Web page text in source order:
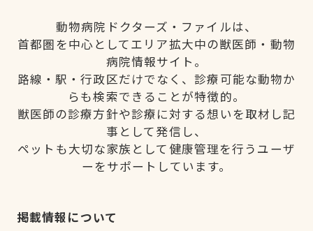
動物病院ドクターズ・ファイルは、
首都圏を中心としてエリア拡大中の獣医師・動物
病院情報サイト。
路線・駅・行政区だけでなく、診療可能な動物か
らも検索できることが特徴的。
獣医師の診療方針や診療に対する想いを取材し記
事として発信し、
ペットも大切な家族として健康管理を行うユーザ
ーをサポートしています。
掲載情報について